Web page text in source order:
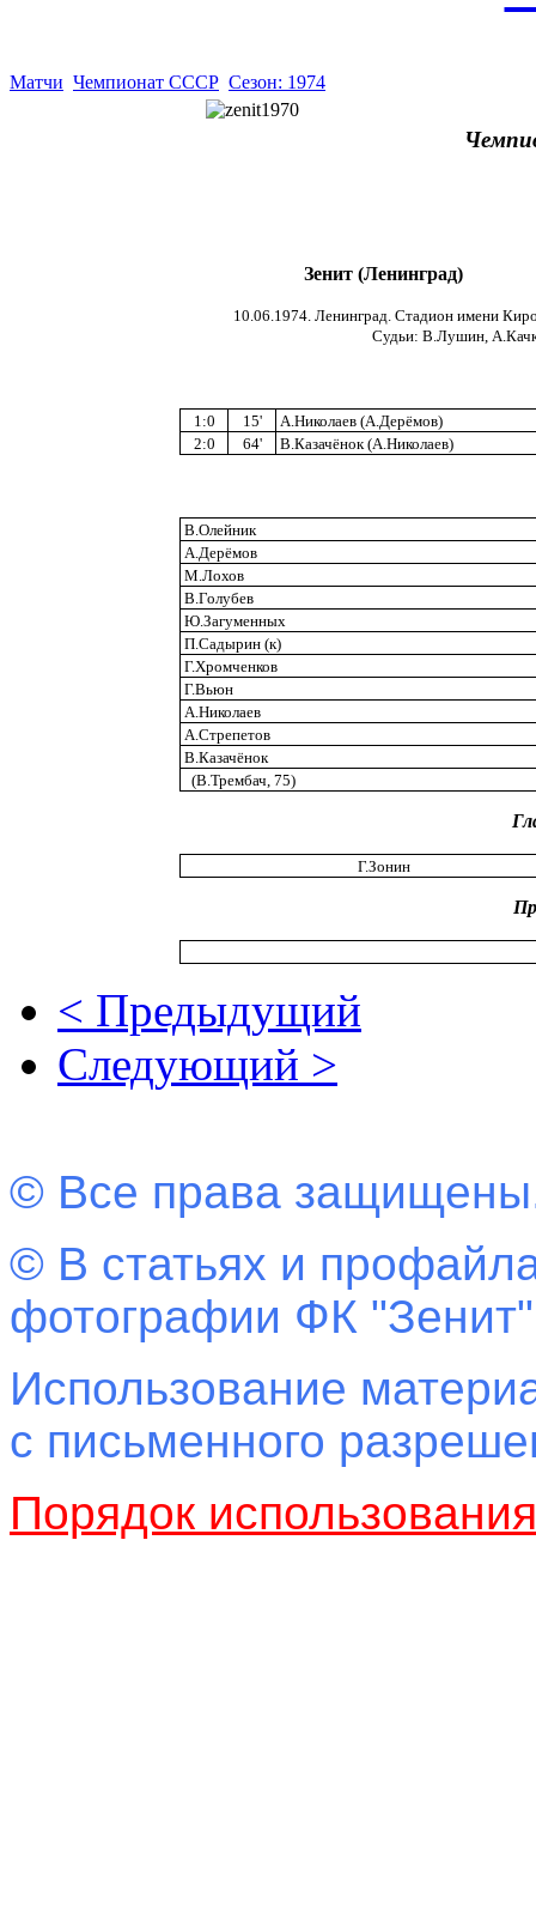
Матчи Чемпионат СССР Сезон: 1974
Зенит (Ленинград)
10.06.1974. Ленинград. Стадион имени
Судьи: В.Лушин,
1:0 15'
А.Николаев (А.Дерёмов)
2:0
64' В.Казачёнок (А.Николаев)
В.Олейник
А.Дерёмов
М.Лохов
В.Голубев
Ю.Загуменных
П.Садырин (к)
Г.Хромченков
Г.Вьюн
А.Николаев
А.Стрепетов
В.Казачёнок
(В.Трембач, 75)
Г.Зонин
< Предыдущий
Следующий >
© Все права
© В статьях и
фотографии ФК
Использование
с письменного
Порядок